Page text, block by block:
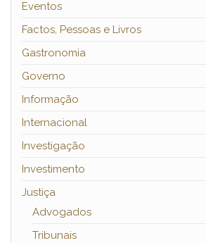
Eventos
Factos, Pessoas e Livros
Gastronomia
Governo
Informação
Internacional
Investigação
Investimento
Justiça
Advogados
Tribunais